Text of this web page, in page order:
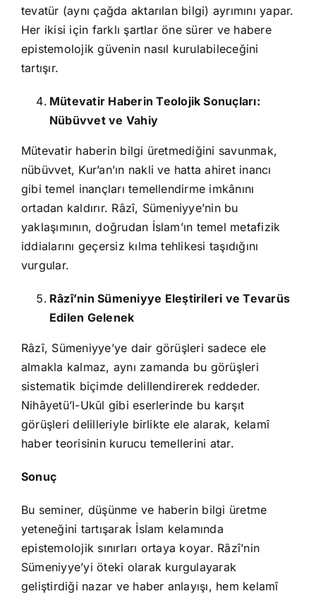
tevatür (aynı çağda aktarılan bilgi) ayrımını yapar.
Her ikisi için farklı şartlar öne sürer ve habere
epistemolojik güvenin nasıl kurulabileceğini
tartışır.
Mütevatir Haberin Teolojik Sonuçları:
Nübüvvet ve Vahiy
Mütevatir haberin bilgi üretmediğini savunmak,
nübüvvet, Kur’an’ın nakli ve hatta ahiret inancı
gibi temel inançları temellendirme imkânını
ortadan kaldırır. Râzî, Sümeniyye’nin bu
yaklaşımının, doğrudan İslam’ın temel metafizik
iddialarını geçersiz kılma tehlikesi taşıdığını
vurgular.
Râzî’nin Sümeniyye Eleştirileri ve Tevarüs
Edilen Gelenek
Râzî, Sümeniyye’ye dair görüşleri sadece ele
almakla kalmaz, aynı zamanda bu görüşleri
sistematik biçimde delillendirerek reddeder.
Nihâyetü’l-Ukūl gibi eserlerinde bu karşıt
görüşleri delilleriyle birlikte ele alarak, kelamî
haber teorisinin kurucu temellerini atar.
Sonuç
Bu seminer, düşünme ve haberin bilgi üretme
yeteneğini tartışarak İslam kelamında
epistemolojik sınırları ortaya koyar. Râzî’nin
Sümeniyye’yi öteki olarak kurgulayarak
geliştirdiği nazar ve haber anlayışı, hem kelamî